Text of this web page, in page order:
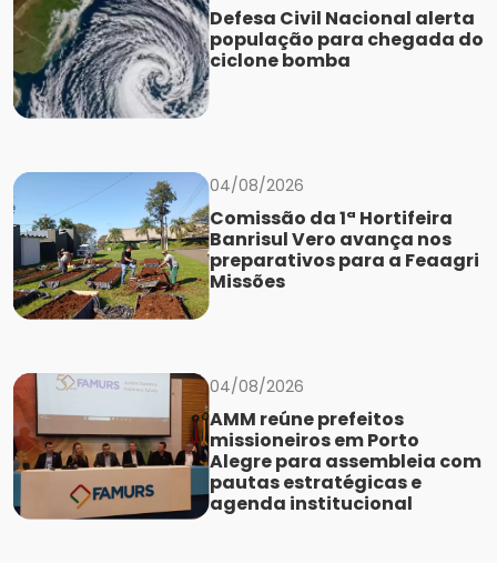
Defesa Civil Nacional alerta
população para chegada do
ciclone bomba
04/08/2026
Comissão da 1ª Hortifeira
Banrisul Vero avança nos
preparativos para a Feaagri
Missões
04/08/2026
AMM reúne prefeitos
missioneiros em Porto
Alegre para assembleia com
pautas estratégicas e
agenda institucional